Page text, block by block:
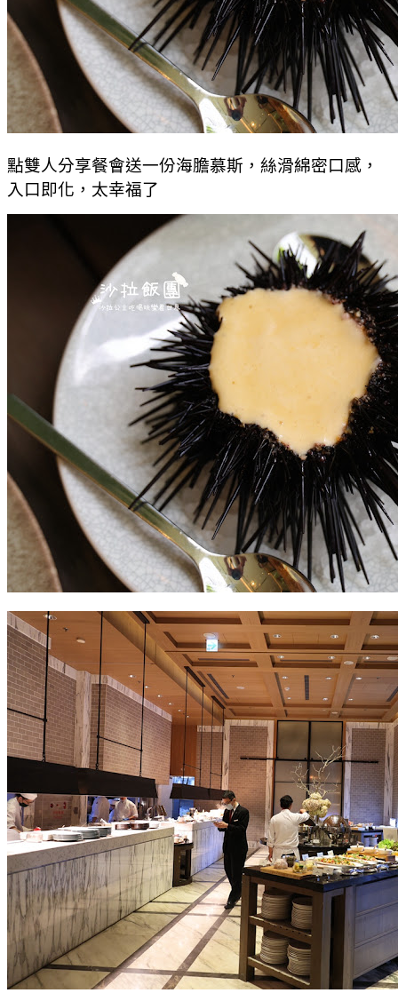
點雙人分享餐會送一份海膽慕斯，絲滑綿密口感，
入口即化，太幸福了